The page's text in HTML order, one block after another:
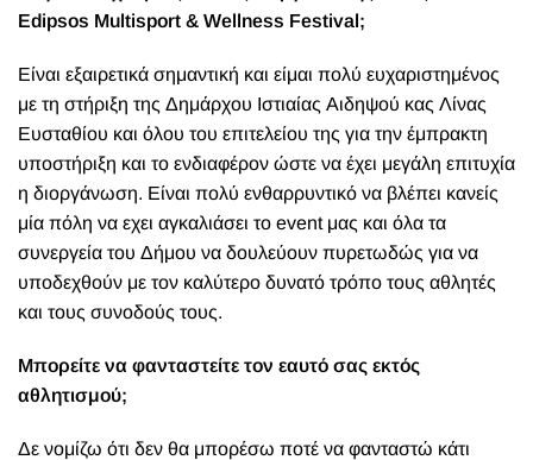
Edipsos Multisport & Wellness Festival;
Είναι εξαιρετικά σημαντική και είμαι πολύ ευχαριστημένος
με τη στήριξη της Δημάρχου Ιστιαίας Αιδηψού κας Λίνας
Ευσταθίου και όλου του επιτελείου της για την έμπρακτη
υποστήριξη και το ενδιαφέρον ώστε να έχει μεγάλη επιτυχία
η διοργάνωση. Είναι πολύ ενθαρρυντικό να βλέπει κανείς
μία πόλη να εχει αγκαλιάσει το event μας και όλα τα
συνεργεία του Δήμου να δουλεύουν πυρετωδώς για να
υποδεχθούν με τον καλύτερο δυνατό τρόπο τους αθλητές
και τους συνοδούς τους.
Μπορείτε να φανταστείτε τον εαυτό σας εκτός
αθλητισμού;
Δε νομίζω ότι δεν θα μπορέσω ποτέ να φανταστώ κάτι